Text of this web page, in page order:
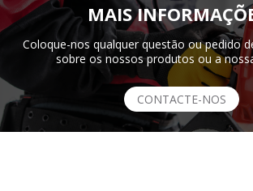
MAIS
Coloque-nos qualquer questão ou pedido
sobre os nossos produtos ou a
CONTACTE-NOS